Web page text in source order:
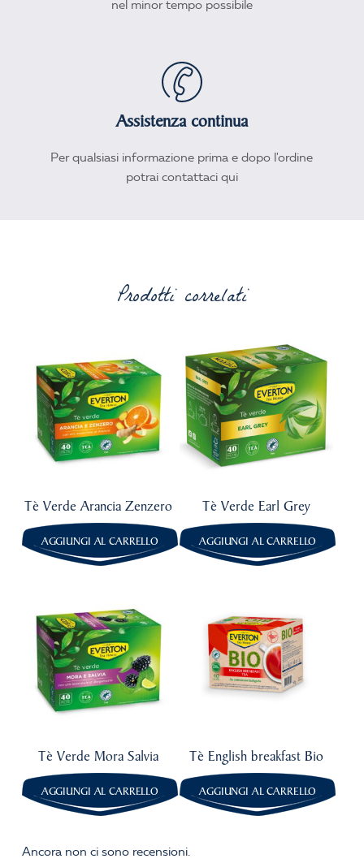
nel minor tempo possibile
Assistenza continua
Per qualsiasi informazione prima e dopo l'ordine
potrai contattaci qui
Prodotti correlati
3,79€
Tè Verde Arancia Zenzero
AGGIUNGI AL CARRELLO
3,79€
4.42
Tè Verde Earl Grey
AGGIUNGI AL CARRELLO
3,79€
Tè Verde Mora Salvia
AGGIUNGI AL CARRELLO
3,79€
Tè English breakfast Bio
AGGIUNGI AL CARRELLO
Ancora non ci sono recensioni.